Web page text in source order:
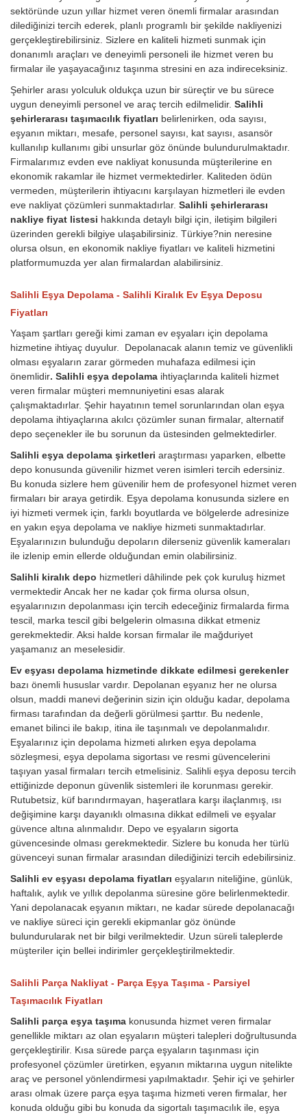
sektöründe uzun yıllar hizmet veren önemli firmalar arasından
dilediğinizi tercih ederek, planlı programlı bir şekilde nakliyenizi
gerçekleştirebilirsiniz. Sizlere en kaliteli hizmeti sunmak için
donanımlı araçları ve deneyimli personeli ile hizmet veren bu
firmalar ile yaşayacağınız taşınma stresini en aza indireceksiniz.
Şehirler arası yolculuk oldukça uzun bir süreçtir ve bu sürece
uygun deneyimli personel ve araç tercih edilmelidir. Salihli
şehirlerarası taşımacılık fiyatları belirlenirken, oda sayısı,
eşyanın miktarı, mesafe, personel sayısı, kat sayısı, asansör
kullanılıp kullanımı gibi unsurlar göz önünde bulundurulmaktadır.
Firmalarımız evden eve nakliyat konusunda müşterilerine en
ekonomik rakamlar ile hizmet vermektedirler. Kaliteden ödün
vermeden, müşterilerin ihtiyacını karşılayan hizmetleri ile evden
eve nakliyat çözümleri sunmaktadırlar. Salihli şehirlerarası
nakliye fiyat listesi hakkında detaylı bilgi için, iletişim bilgileri
üzerinden gerekli bilgiye ulaşabilirsiniz. Türkiye?nin neresine
olursa olsun, en ekonomik nakliye fiyatları ve kaliteli hizmetini
platformumuzda yer alan firmalardan alabilirsiniz.
Salihli Eşya Depolama - Salihli Kiralık Ev Eşya Deposu
Fiyatları
Yaşam şartları gereği kimi zaman ev eşyaları için depolama
hizmetine ihtiyaç duyulur. Depolanacak alanın temiz ve güvenlikli
olması eşyaların zarar görmeden muhafaza edilmesi için
önemlidir. Salihli eşya depolama ihtiyaçlarında kaliteli hizmet
veren firmalar müşteri memnuniyetini esas alarak
çalışmaktadırlar. Şehir hayatının temel sorunlarından olan eşya
depolama ihtiyaçlarına akılcı çözümler sunan firmalar, alternatif
depo seçenekler ile bu sorunun da üstesinden gelmektedirler.
Salihli eşya depolama şirketleri araştırması yaparken, elbette
depo konusunda güvenilir hizmet veren isimleri tercih edersiniz.
Bu konuda sizlere hem güvenilir hem de profesyonel hizmet veren
firmaları bir araya getirdik. Eşya depolama konusunda sizlere en
iyi hizmeti vermek için, farklı boyutlarda ve bölgelerde adresinize
en yakın eşya depolama ve nakliye hizmeti sunmaktadırlar.
Eşyalarınızın bulunduğu depoların dilerseniz güvenlik kameraları
ile izlenip emin ellerde olduğundan emin olabilirsiniz.
Salihli kiralık depo hizmetleri dâhilinde pek çok kuruluş hizmet
vermektedir Ancak her ne kadar çok firma olursa olsun,
eşyalarınızın depolanması için tercih edeceğiniz firmalarda firma
tescil, marka tescil gibi belgelerin olmasına dikkat etmeniz
gerekmektedir. Aksi halde korsan firmalar ile mağduriyet
yaşamanız an meselesidir.
Ev eşyası depolama hizmetinde dikkate edilmesi gerekenler
bazı önemli hususlar vardır. Depolanan eşyanız her ne olursa
olsun, maddi manevi değerinin sizin için olduğu kadar, depolama
firması tarafından da değerli görülmesi şarttır. Bu nedenle,
emanet bilinci ile bakıp, itina ile taşınmalı ve depolanmalıdır.
Eşyalarınız için depolama hizmeti alırken eşya depolama
sözleşmesi, eşya depolama sigortası ve resmi güvencelerini
taşıyan yasal firmaları tercih etmelisiniz. Salihli eşya deposu tercih
ettiğinizde deponun güvenlik sistemleri ile korunması gerekir.
Rutubetsiz, küf barındırmayan, haşeratlara karşı ilaçlanmış, ısı
değişimine karşı dayanıklı olmasına dikkat edilmeli ve eşyalar
güvence altına alınmalıdır. Depo ve eşyaların sigorta
güvencesinde olması gerekmektedir. Sizlere bu konuda her türlü
güvenceyi sunan firmalar arasından dilediğinizi tercih edebilirsiniz.
Salihli ev eşyası depolama fiyatları eşyaların niteliğine, günlük,
haftalık, aylık ve yıllık depolanma süresine göre belirlenmektedir.
Yani depolanacak eşyanın miktarı, ne kadar sürede depolanacağı
ve nakliye süreci için gerekli ekipmanlar göz önünde
bulundurularak net bir bilgi verilmektedir. Uzun süreli taleplerde
müşteriler için bellei indirimler gerçekleştirilmektedir.
Salihli Parça Nakliyat - Parça Eşya Taşıma - Parsiyel
Taşımacılık Fiyatları
Salihli parça eşya taşıma konusunda hizmet veren firmalar
genellikle miktarı az olan eşyaların müşteri talepleri doğrultusunda
gerçekleştirilir. Kısa sürede parça eşyaların taşınması için
profesyonel çözümler üretirken, eşyanın miktarına uygun nitelikte
araç ve personel yönlendirmesi yapılmaktadır. Şehir içi ve şehirler
arası olmak üzere parça eşya taşıma hizmeti veren firmalar, her
konuda olduğu gibi bu konuda da sigortalı taşımacılık ile, eşya